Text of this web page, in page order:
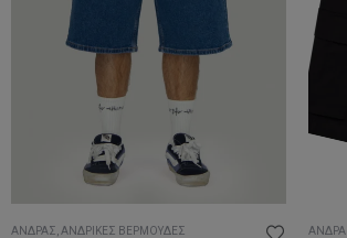
ΆΝΔΡΑΣ ΑΝΔΡΙΚΈΣ ΒΕΡΜΟΎΔΕΣ